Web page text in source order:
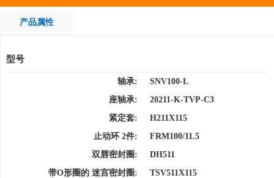
产品属性
型号
轴承:
SNV100-L
座轴承:
20211-K-TVP-C3
紧定套:
H211X115
止动环 2件:
FRM100/11.5
双唇密封圈:
DH511
带O形圈的 迷宫密封圈:
TSV511X115